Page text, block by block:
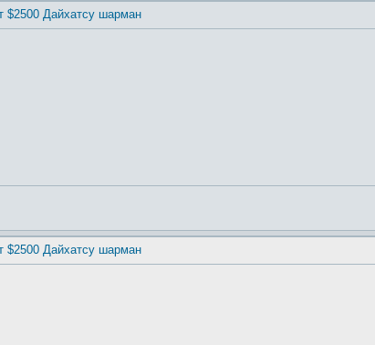
$2500 Дайхатсу шарман
$2500 Дайхатсу шарман